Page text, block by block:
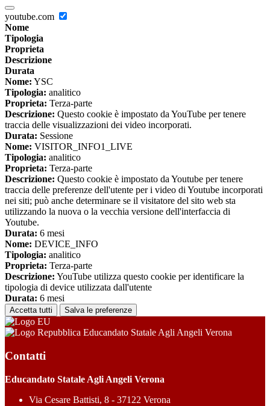
youtube.com
Nome
Tipologia
Proprieta
Descrizione
Durata
Nome: YSC
Tipologia: analitico
Proprieta: Terza-parte
Descrizione: Questo cookie è impostato da YouTube per tenere
traccia delle visualizzazioni dei video incorporati.
Durata: Sessione
Nome: VISITOR_INFO1_LIVE
Tipologia: analitico
Proprieta: Terza-parte
Descrizione: Questo cookie è impostato da Youtube per tenere
traccia delle preferenze dell'utente per i video di Youtube incorporati
nei siti; può anche determinare se il visitatore del sito web sta
utilizzando la nuova o la vecchia versione dell'interfaccia di
Youtube.
Durata: 6 mesi
Nome: DEVICE_INFO
Tipologia: analitico
Proprieta: Terza-parte
Descrizione: YouTube utilizza questo cookie per identificare la
tipologia di device utilizzata dall'utente
Durata: 6 mesi
Accetta tutti Salva le preferenze
Educandato Statale Agli Angeli Verona
Contatti
Educandato Statale Agli Angeli Verona
Via Cesare Battisti, 8 - 37122 Verona